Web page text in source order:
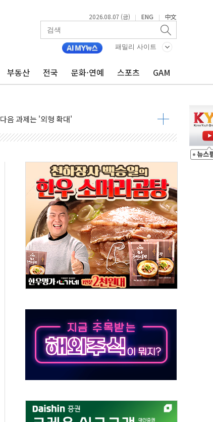
2026.08.07 (금) | ENG | 中文
패밀리 사이트
부동산 전국 문화·연예 스포츠 GAM
서명…출생시민권 제한 재시동
부족설 일축 "막대한 무기 보유"
짐에 전월세시장 '긴장'
매수·다운사이징 '저울질'
5거래일 랠리 '마침표'
막바지.."美와 직접 협상 없어"
석 후보 - 8월 7일
…주택 공급 대책 막바지 조율할 듯
견·주요 정당 - 8월 7일
한 추진…美 "통행 막을 권한 없어"
상승… "2분기 기업 순이익 21% 증가" 전망
토 회원국 공격 검토… 거짓 깃발 작전"
로봇·AI 데이터센터·모빌리티 구체화
큐·도어대시↑ VS 샌디스크·피그마·앱러빈↓
…상법·자본시장법 개정 논의"
실현 속 혼조세...웨스턴디지털·샌디스크↓
급 안보 점검회의